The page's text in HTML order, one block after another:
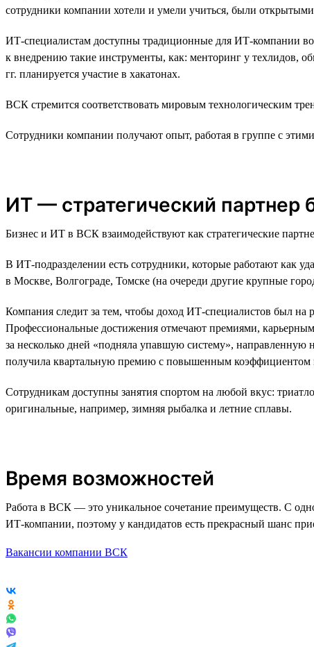
сотрудники компании хотели и умели учиться, были
ИТ-специалистам доступны традиционные для ИТ-компании
к внедрению такие инструменты, как: менторинг у техлидов,
гг. планируется участие в хакатонах.
ВСК стремится соответствовать мировым технологическим
Сотрудники компании получают опыт, работая в группе с
ИТ — стратегический партнер
Бизнес и ИТ в ВСК взаимодействуют как стратегические
В ИТ-подразделении есть сотрудники, которые работают как
в Москве, Волгограде, Томске (на очереди другие крупные
Компания следит за тем, чтобы доход ИТ-специалистов был
Профессиональные достижения отмечают премиями,
за несколько дней «подняла упавшую систему»,
получила квартальную премию с повышенным
Сотрудникам доступны занятия спортом на любой вкус:
оригинальные, например, зимняя рыбалка и летние сплавы.
Время возможностей
Работа в ВСК — это уникальное сочетание преимуществ. С
ИТ-компании, поэтому у кандидатов есть прекрасный шанс
Вакансии компании ВСК